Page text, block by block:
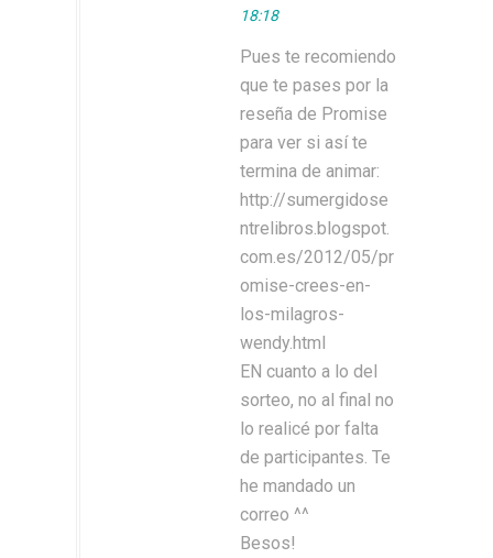
18:18
Pues te recomiendo
que te pases por la
reseña de Promise
para ver si así te
termina de animar:
http://sumergidose
ntrelibros.blogspot.
com.es/2012/05/pr
omise-crees-en-
los-milagros-
wendy.html
EN cuanto a lo del
sorteo, no al final no
lo realicé por falta
de participantes. Te
he mandado un
correo ^^
Besos!